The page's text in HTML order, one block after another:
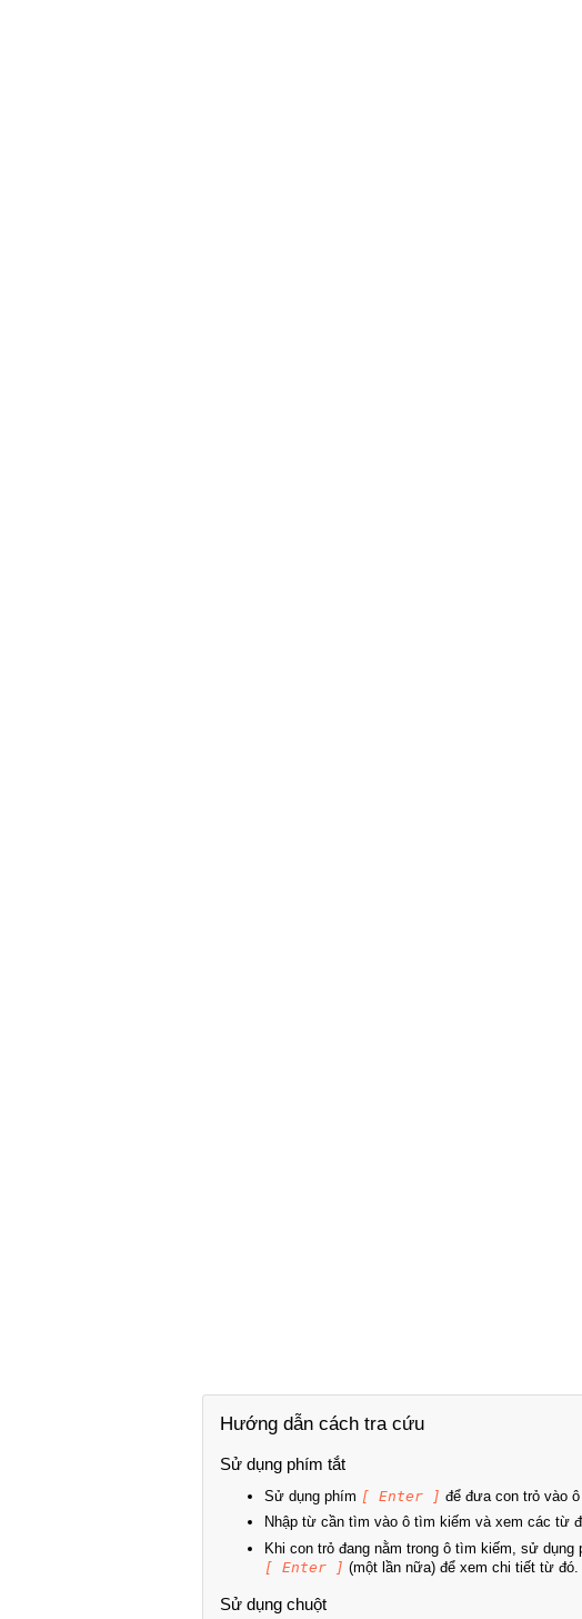
Hướng dẫn cách tra cứu
Sử dụng phím tắt
Sử dụng phím [ Enter ] để đưa con trỏ vào
Nhập từ cần tìm vào ô tìm kiếm và xem các từ
Khi con trỏ đang nằm trong ô tìm kiếm, sử dụng
[ Enter ] (một lần nữa) để xem chi tiết từ đó.
Sử dụng chuột